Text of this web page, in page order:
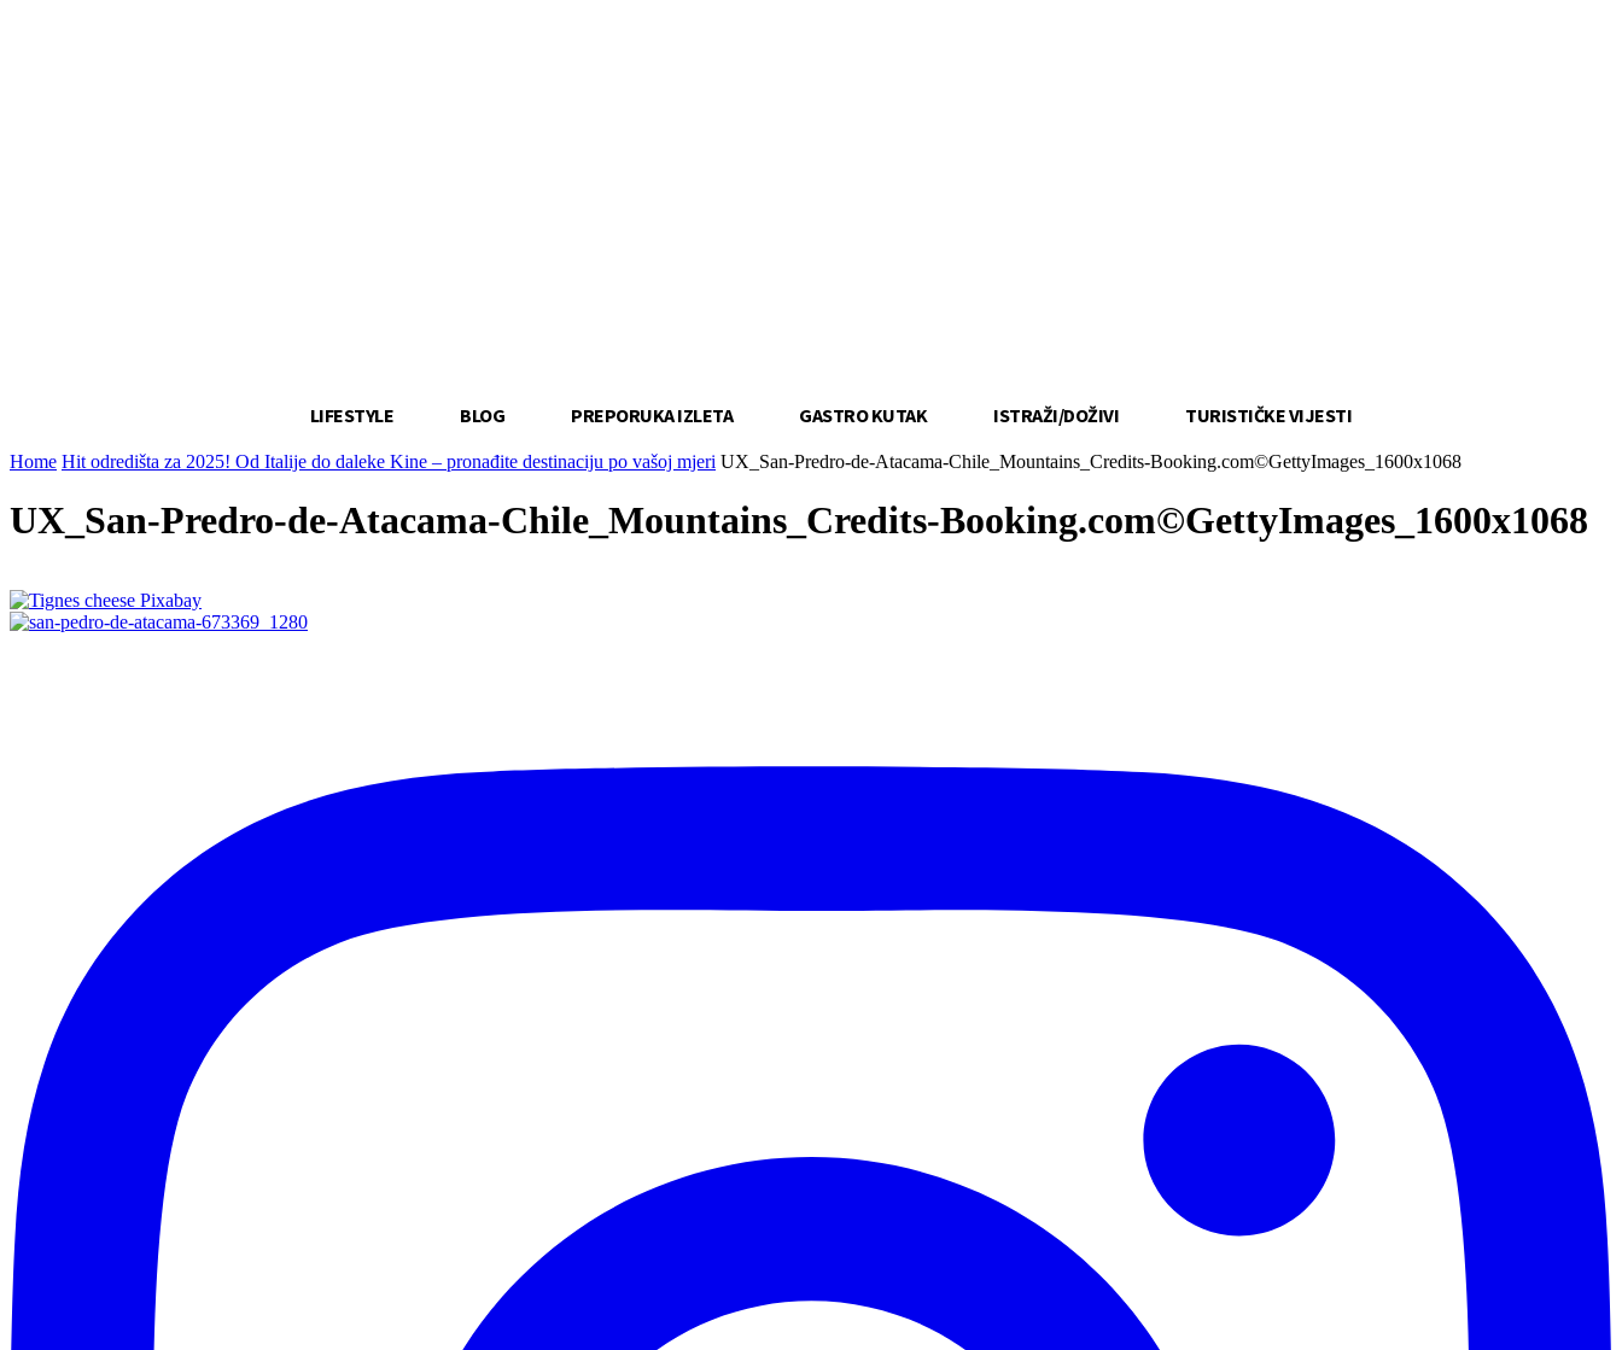
LIFESTYLE BLOG PREPORUKA IZLETA GASTRO KUTAK ISTRAŽI/DOŽIVI TURISTIČKE VIJESTI
Home Hit odredišta za 2025! Od Italije do daleke Kine – pronađite destinaciju po vašoj mjeri UX_San-Predro-de-Atacama-Chile_Mountains_Credits-Booking.com©GettyImages_1600x1068
UX_San-Predro-de-Atacama-Chile_Mountains_Credits-Booking.com©GettyImages_1600x1068